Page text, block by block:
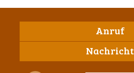
Anruf
Nachricht